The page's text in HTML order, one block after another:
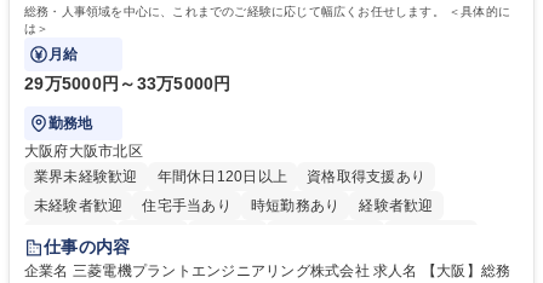
総務・人事領域を中心に、これまでのご経験に応じて幅広くお任せします。 ＜具体的に
は＞
月給
29万5000円～33万5000円
勤務地
大阪府大阪市北区
業界未経験歓迎
年間休日120日以上
資格取得支援あり
未経験者歓迎
住宅手当あり 時短勤務あり
経験者歓迎
退職金あり
駅近5分以内
土日祝休み 服装自由 寮・社宅あり 食事補助あり
仕事の内容
企業名 三菱電機プラントエンジニアリング株式会社 求人名 【大阪】総務